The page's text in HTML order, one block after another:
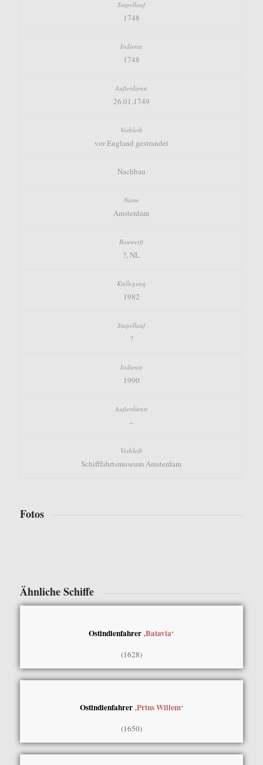
1748
1748
26.01.1749
vor England gestrandet
Nachbau
Amsterdam
?, NL
1982
?
1990
–
Schifffahrtsmuseum Amsterdam
Fotos
Ähnliche Schiffe
Ostindienfahrer ‚Batavia‘
(1628)
Ostindienfahrer ‚Prins Willem‘
(1650)